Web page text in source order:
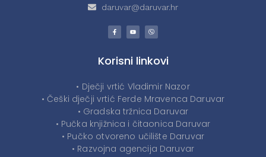
daruvar@daruvar.hr
Korisni linkovi
• Dječji vrtić Vladimir Nazor
• Češki dječji vrtić Ferde Mravenca Daruvar
• Gradska tržnica Daruvar
• Pučka knjižnica i čitaonica Daruvar
• Pučko otvoreno učilište Daruvar
• Razvojna agencija Daruvar